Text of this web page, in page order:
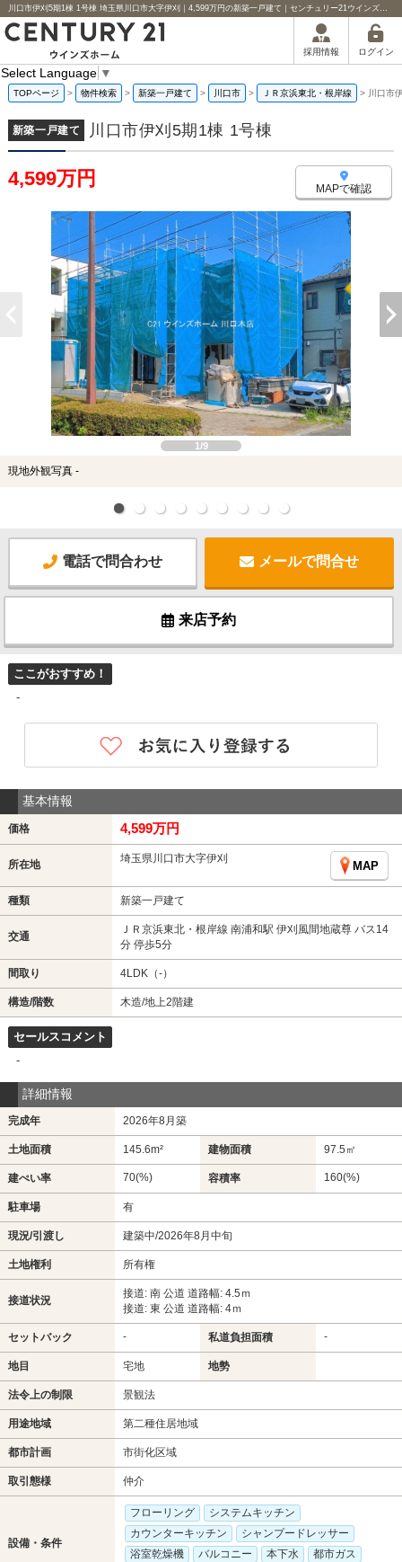
川口市伊刈5期1棟 1号棟 埼玉県川口市大字伊刈｜4,599万円の新築一戸建て｜センチュリー21ウインズホーム
採用情報 ログイン
Select Language ▼
TOPページ > 物件検索 > 新築一戸建て > 川口市 > ＪＲ京浜東北・根岸線 > 川口市
新築一戸建て 川口市伊刈5期1棟 1号棟
4,599万円 MAPで確認
1/9
現地外観写真 -
電話で問合わせ メールで問合せ
来店予約
ここがおすすめ！
-
基本情報
価格 4,599万円
所在地 埼玉県川口市大字伊刈
MAP
種類 新築一戸建て
交通
ＪＲ京浜東北・根岸線 南浦和駅 伊刈風間地蔵尊 バス14
分 停歩5分
間取り 4LDK（-）
構造/階数 木造/地上2階建
セールスコメント
-
詳細情報
完成年 2026年8月築
土地面積 145.6m² 建物面積 97.5㎡
建ぺい率 70(%) 容積率 160(%)
駐車場 有
現況/引渡し 建築中/2026年8月中旬
土地権利 所有権
接道状況
接道: 南 公道 道路幅: 4.5ｍ
接道: 東 公道 道路幅: 4ｍ
セットバック - 私道負担面積 -
地目 宅地 地勢
法令上の制限 景観法
用途地域 第二種住居地域
都市計画 市街化区域
取引態様 仲介
設備・条件
フローリング
システムキッチン
カウンターキッチン
シャンプードレッサー
浴室乾燥機
バルコニー 本下水
都市ガス